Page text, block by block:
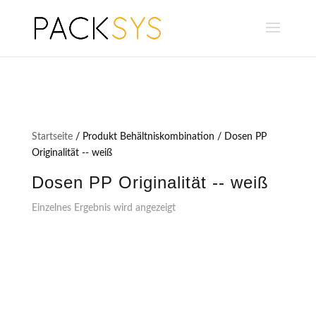
Startseite/ Produkt Behältniskombination / Dosen PP
Originalität -- weiß
Dosen PP Originalität -- weiß
Einzelnes Ergebnis wird angezeigt